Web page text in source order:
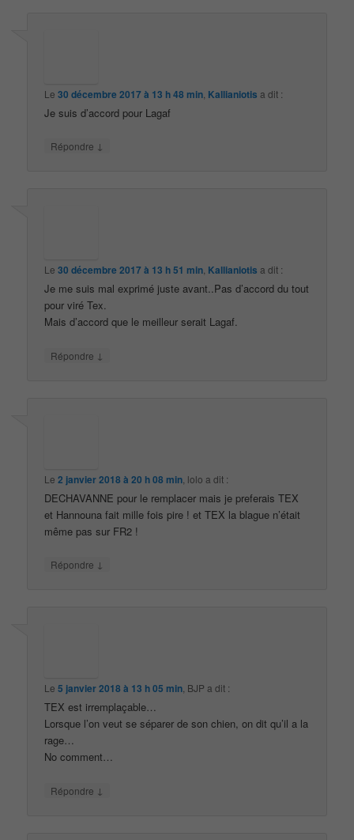
Le30 décembre 2017 à 13 h 48 min Kallianiotis a dit :
Je suis d’accord pour Lagaf
Répondre ↓
Le30 décembre 2017 à 13 h 51 min Kallianiotis a dit :
Je me suis mal exprimé juste avant..Pas d’accord du tout
pour viré Tex.
Mais d’accord que le meilleur serait Lagaf.
Répondre ↓
Le2 janvier 2018 à 20 h 08 min lolo a dit :
DECHAVANNE pour le remplacer mais je preferais TEX
et Hannouna fait mille fois pire ! et TEX la blague n’était
même pas sur FR2 !
Répondre ↓
Le5 janvier 2018 à 13 h 05 min BJP a dit :
TEX est irremplaçable…
Lorsque l’on veut se séparer de son chien, on dit qu’il a la
rage…
No comment…
Répondre ↓